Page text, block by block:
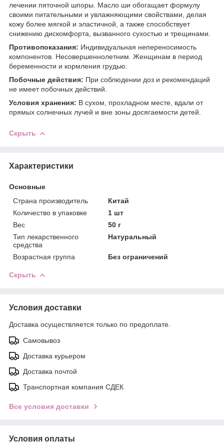
лечении пяточной шпоры. Масло ши обогащает формулу
своими питательными и увлажняющими свойствами, делая
кожу более мягкой и эластичной, а также способствует
снижению дискомфорта, вызванного сухостью и трещинами.
Противопоказания: Индивидуальная непереносимость
компонентов. Несовершеннолетним. Женщинам в период
беременности и кормления грудью.
Побочные действия: При соблюдении доз и рекомендаций
не имеет побочных действий.
Условия хранения: В сухом, прохладном месте, вдали от
прямых солнечных лучей и вне зоны досягаемости детей.
Скрыть
Характеристики
Основные
Страна производитель
Китай
Количество в упаковке
1 шт
Вес
50 г
Тип лекарственного
средства
Натуральный
Возрастная группа Без ограничений
Скрыть
Условия доставки
Доставка осуществляется только по предоплате.
Самовывоз
Доставка курьером
Доставка почтой
Транспортная компания СДЕК
Все условия доставки
Условия оплаты